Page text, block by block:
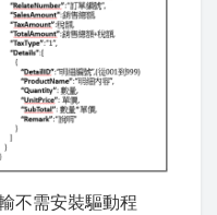
不需安裝驅動程